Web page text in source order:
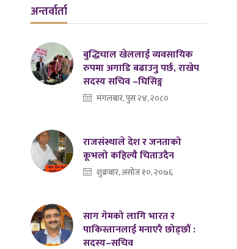
अन्तर्वार्ता
बुद्धिचाल खेललाई व्यवसायिक
रुपमा अगाडि बढाउनु पर्छ, राखेप
सदस्य सचिव –घिसिङ्ग
मंगलबार, पुस २४, २०८०
राजसंस्थाले देश र जनताको
कूभलो कहिल्यै चिताउदैन
शुक्रबार, असोज १०, २०७६
साग गेमको लागि भारत र
पाकिस्तानलाई मनाएरै छोड्छौं :
सदस्य–सचिव